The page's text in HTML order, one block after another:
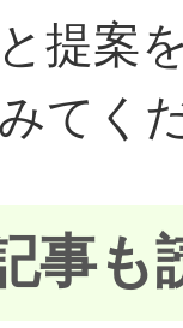
提案
てく
事も